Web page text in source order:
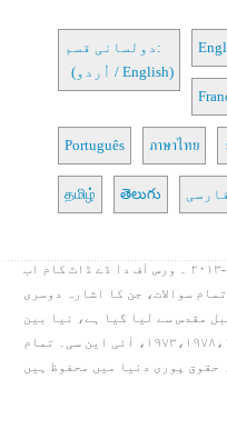
دولسانی قسم:
(اُردو / English)
Português ภาษาไทย
தமிழ் తెలుగు فارسی
ہائی لائٹ آئی این سی۔ کاپی رائٹ ۱۹۹۸-۲۰۱۳ ۔ ورس آف دا ڈے ڈاٹ کام اب
سوالات، جن کا اشارہ دوسری
مقدس سے لیا گیا ہے، نیا بین
الاقوامی قسم۔ کاپی رائٹ ۱۹۷۳،۱۹۷۸،۱۹۸۴،۲۰۱۱، آئی این سی۔ تمام
حقوق پوری دنیا میں محفوظ ہیں